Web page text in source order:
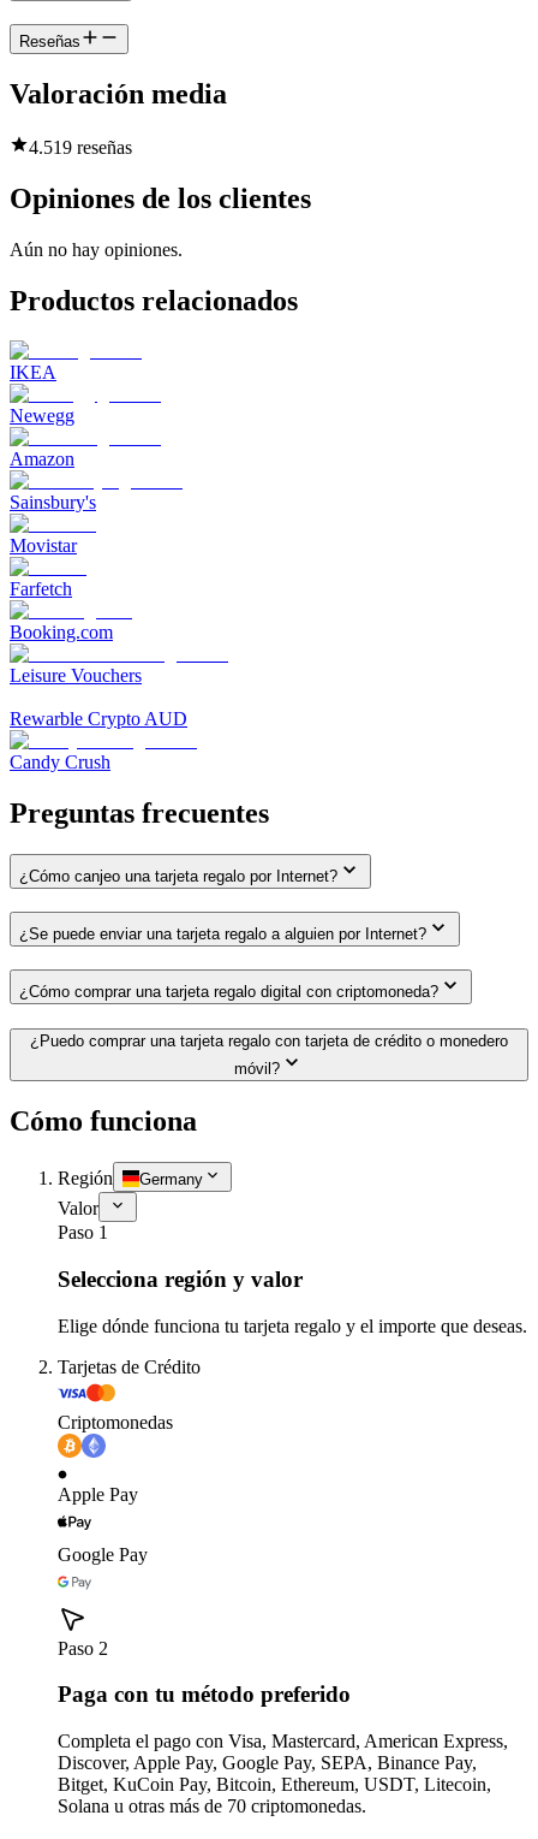
Reseñas
Valoración media
4.519 reseñas
Opiniones de los clientes
Aún no hay opiniones.
Productos relacionados
IKEA
Newegg
Amazon
Sainsbury's
Movistar
Farfetch
Booking.com
Leisure Vouchers
Rewarble Crypto AUD
Candy Crush
Preguntas frecuentes
¿Cómo canjeo una tarjeta regalo por Internet?
¿Se puede enviar una tarjeta regalo a alguien por Internet?
¿Cómo comprar una tarjeta regalo digital con criptomoneda?
¿Puedo comprar una tarjeta regalo con tarjeta de crédito o monedero
móvil?
Cómo funciona
Región Germany
Valor
Paso 1
Selecciona región y valor
Elige dónde funciona tu tarjeta regalo y el importe que deseas.
Tarjetas de Crédito
Criptomonedas
Apple Pay
Google Pay
Paso 2
Paga con tu método preferido
Completa el pago con Visa, Mastercard, American Express,
Discover, Apple Pay, Google Pay, SEPA, Binance Pay,
Bitget, KuCoin Pay, Bitcoin, Ethereum, USDT, Litecoin,
Solana u otras más de 70 criptomonedas.